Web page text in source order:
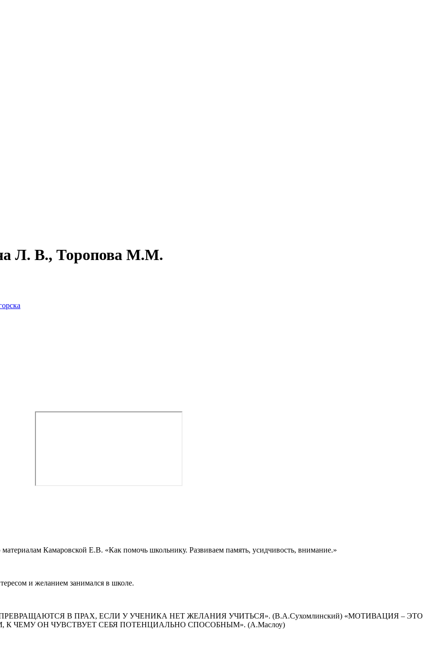
Л. В., Торопова М.М.
Камаровской Е.В. «Как помочь школьнику. Развиваем память, усидчивость, внимание.»
и желанием занимался в школе.
В ПРАХ, ЕСЛИ У УЧЕНИКА НЕТ ЖЕЛАНИЯ УЧИТЬСЯ». (В.А.Сухомлинский) «МОТИВАЦИЯ – ЭТО
ЧЕМУ ОН ЧУВСТВУЕТ СЕБЯ ПОТЕНЦИАЛЬНО СПОСОБНЫМ». (А.Маслоу)